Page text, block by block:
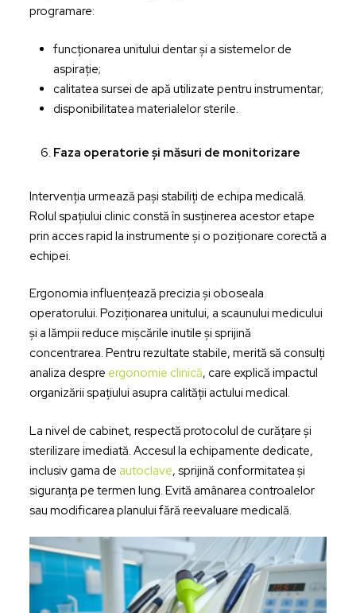
programare:
funcționarea unitului dentar și a sistemelor de
aspirație;
calitatea sursei de apă utilizate pentru instrumentar;
disponibilitatea materialelor sterile.
Faza operatorie și măsuri de monitorizare
Intervenția urmează pași stabiliți de echipa medicală.
Rolul spațiului clinic constă în susținerea acestor etape
prin acces rapid la instrumente și o poziționare corectă a
echipei.
Ergonomia influențează precizia și oboseala
operatorului. Poziționarea unitului, a scaunului medicului
și a lămpii reduce mișcările inutile și sprijină
concentrarea. Pentru rezultate stabile, merită să consulți
analiza despre ergonomie clinică, care explică impactul
organizării spațiului asupra calității actului medical.
La nivel de cabinet, respectă protocolul de curățare și
sterilizare imediată. Accesul la echipamente dedicate,
inclusiv gama de autoclave, sprijină conformitatea și
siguranța pe termen lung. Evită amânarea controalelor
sau modificarea planului fără reevaluare medicală.